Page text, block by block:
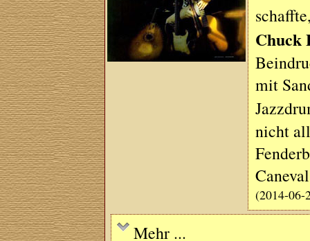
Chuck
mit
nicht
(2014-06-
Mehr ...